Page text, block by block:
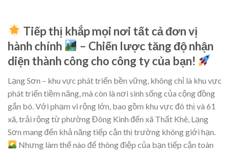
Tiếp thị khắp mọi nơi tất cả đơn vị
hành chính
– Chiến lược tăng độ nhận
diện thành công cho công ty của bạn!
Lạng Sơn – khu vực phát triển bền vững, không chỉ là khu vực
phát triển tiềm năng, mà còn là nơi sinh sống của cộng đồng
gắn bó. Với phạm vi rộng lớn, bao gồm khu vực đô thị và 61
xã, trải rộng từ phường Đông Kinh đến xã Thất Khê, Lạng
Sơn mang đến khả năng tiếp cận thị trường không giới hạn.
Nhưng làm thế nào để thông điệp của bạn tiếp cận toàn